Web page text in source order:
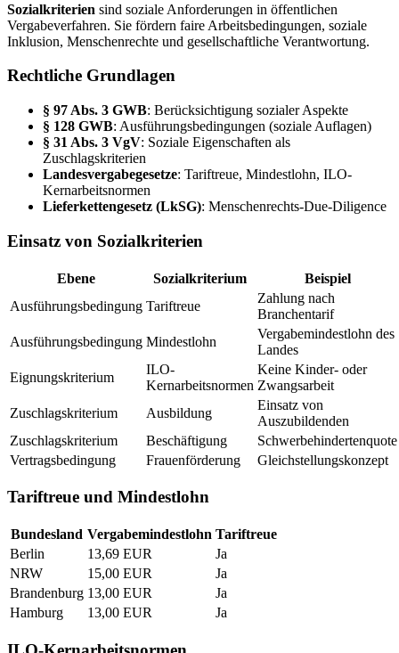
Sozialkriterien sind soziale Anforderungen in öffentlichen
Vergabeverfahren. Sie fördern faire Arbeitsbedingungen, soziale
Inklusion, Menschenrechte und gesellschaftliche Verantwortung.
Rechtliche Grundlagen
§ 97 Abs. 3 GWB: Berücksichtigung sozialer Aspekte
§ 128 GWB: Ausführungsbedingungen (soziale Auflagen)
§ 31 Abs. 3 VgV: Soziale Eigenschaften als
Zuschlagskriterien
Landesvergabegesetze: Tariftreue, Mindestlohn, ILO-
Kernarbeitsnormen
Lieferkettengesetz (LkSG): Menschenrechts-Due-Diligence
Einsatz von Sozialkriterien
Ebene Sozialkriterium
Beispiel
Ausführungsbedingung Tariftreue
Zahlung nach
Branchentarif
Ausführungsbedingung Mindestlohn
Vergabemindestlohn des
Landes
Eignungskriterium
ILO-
Kernarbeitsnormen
Keine Kinder- oder
Zwangsarbeit
Zuschlagskriterium
Ausbildung
Einsatz von
Auszubildenden
Zuschlagskriterium
Beschäftigung
Schwerbehindertenquote
Vertragsbedingung
Frauenförderung Gleichstellungskonzept
Tariftreue und Mindestlohn
Bundesland Vergabemindestlohn Tariftreue
Berlin
13,69 EUR
Ja
NRW
15,00 EUR
Ja
Brandenburg 13,00 EUR
Ja
Hamburg
13,00 EUR Ja